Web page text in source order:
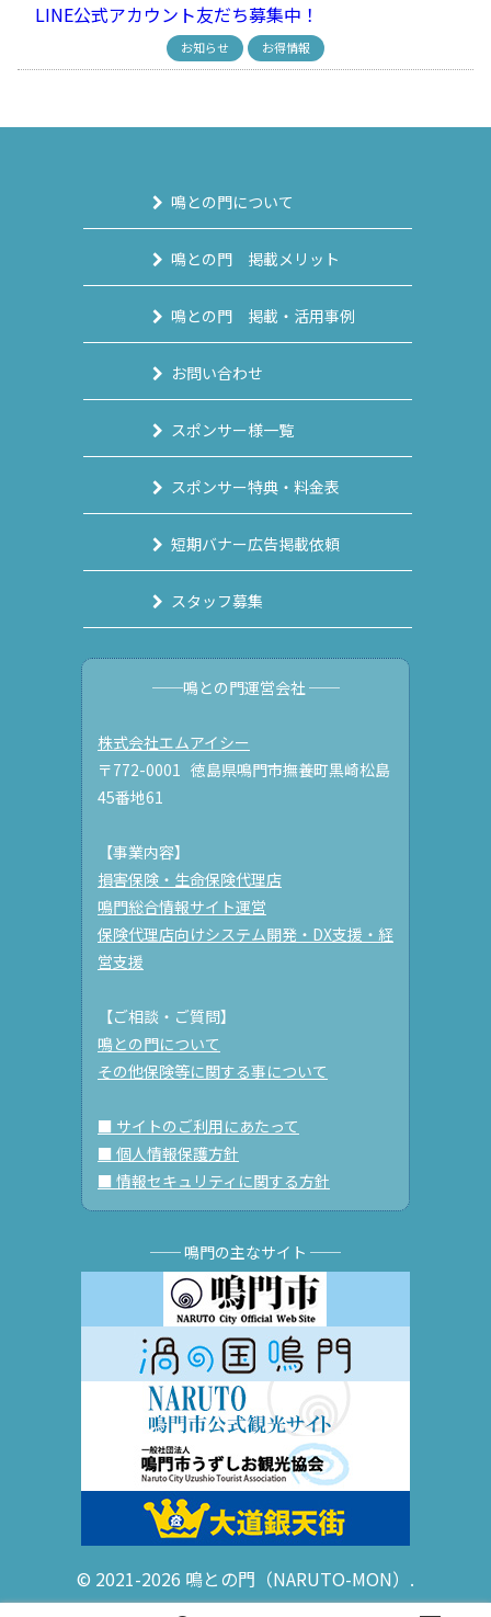
LINE公式アカウント友だち募集中！
お知らせ お得情報
鳴との門について
鳴との門 掲載メリット
鳴との門 掲載・活用事例
お問い合わせ
スポンサー様一覧
スポンサー特典・料金表
短期バナー広告掲載依頼
スタッフ募集
──鳴との門運営会社 ──
株式会社エムアイシー
〒772-0001 徳島県鳴門市撫養町黒崎松島
45番地61
【事業内容】
損害保険・生命保険代理店
鳴門総合情報サイト運営
保険代理店向けシステム開発・DX支援・経
営支援
【ご相談・ご質問】
鳴との門について
その他保険等に関する事について
■ サイトのご利用にあたって
■ 個人情報保護方針
■ 情報セキュリティに関する方針
── 鳴門の主なサイト ──
© 2021-2026 鳴との門（NARUTO-MON）.